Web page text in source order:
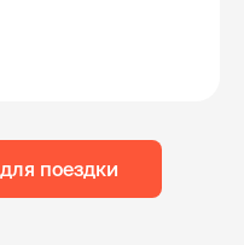
поездки